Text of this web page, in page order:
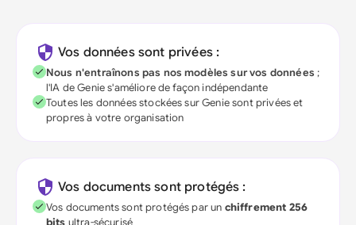
Vos données sont privées :
Nous n'entraînons pas nos modèles sur vos données ;
l'IA de Genie s'améliore de façon indépendante
Toutes les données stockées sur Genie sont privées et
propres à votre organisation
Vos documents sont protégés :
Vos documents sont protégés par un chiffrement 256
bits ultra-sécurisé